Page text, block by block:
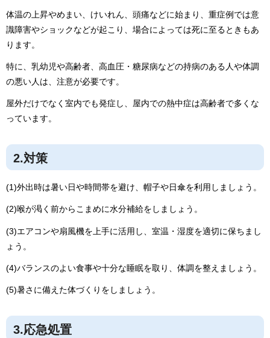
体温の上昇やめまい、けいれん、頭痛などに始まり、重症例では意
識障害やショックなどが起こり、場合によっては死に至るときもあ
ります。
特に、乳幼児や高齢者、高血圧・糖尿病などの持病のある人や体調
の悪い人は、注意が必要です。
屋外だけでなく室内でも発症し、屋内での熱中症は高齢者で多くな
っています。
2.対策
(1)外出時は暑い日や時間帯を避け、帽子や日傘を利用しましょう。
(2)喉が渇く前からこまめに水分補給をしましょう。
(3)エアコンや扇風機を上手に活用し、室温・湿度を適切に保ちまし
ょう。
(4)バランスのよい食事や十分な睡眠を取り、体調を整えましょう。
(5)暑さに備えた体づくりをしましょう。
3.応急処置